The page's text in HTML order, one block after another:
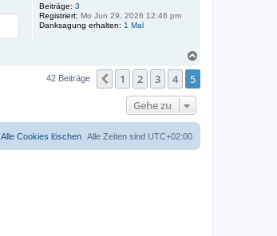
Beiträge: 3
Registriert: Mo Jun 29, 2026 12:46 pm
Danksagung erhalten: 1 Mal
h
42 Beiträge Vorherige
1 2 3 4 5
Gehe zu
Alle Zeiten sind UTC+02:00
Alle Cookies löschen